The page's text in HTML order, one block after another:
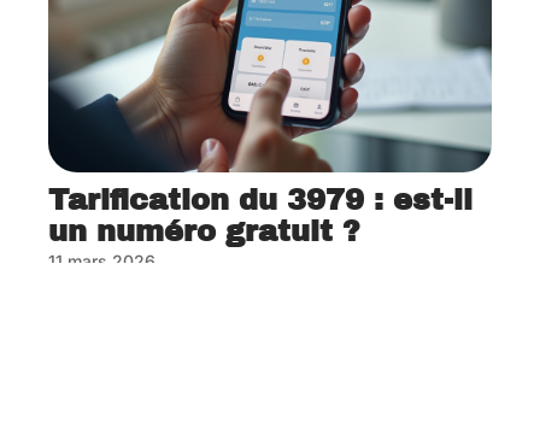
Tarification du 3979 : est-il
un numéro gratuit ?
11 mars 2026